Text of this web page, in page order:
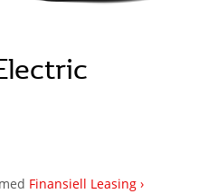
med Finansiell Leasing ›